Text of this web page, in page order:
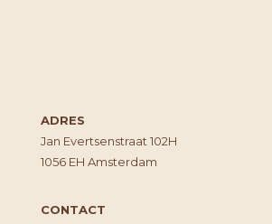
ADRES
Jan Evertsenstraat 102H
1056 EH Amsterdam
CONTACT